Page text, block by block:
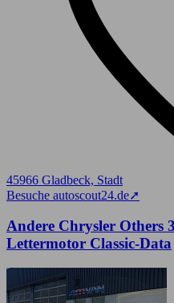
45966 Gladbeck, Stadt
Besuche autoscout24.de➚
Andere Chrysler Others
Lettermotor Classic-Data